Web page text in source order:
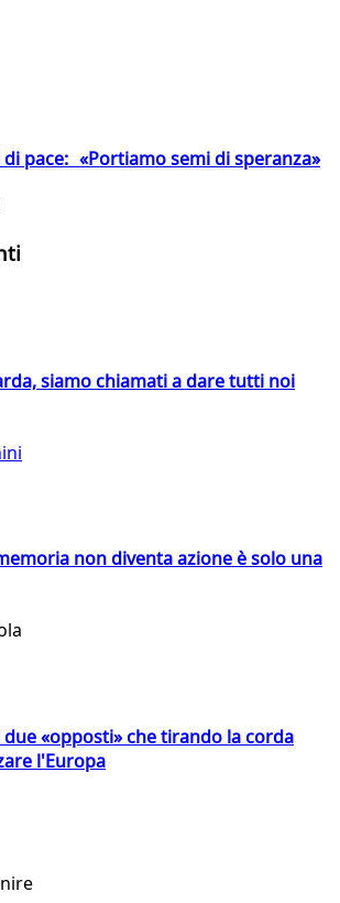
pace: «Portiamo semi di speranza»
siamo chiamati a dare tutti noi
non diventa azione è solo una
«opposti» che tirando la corda
l'Europa